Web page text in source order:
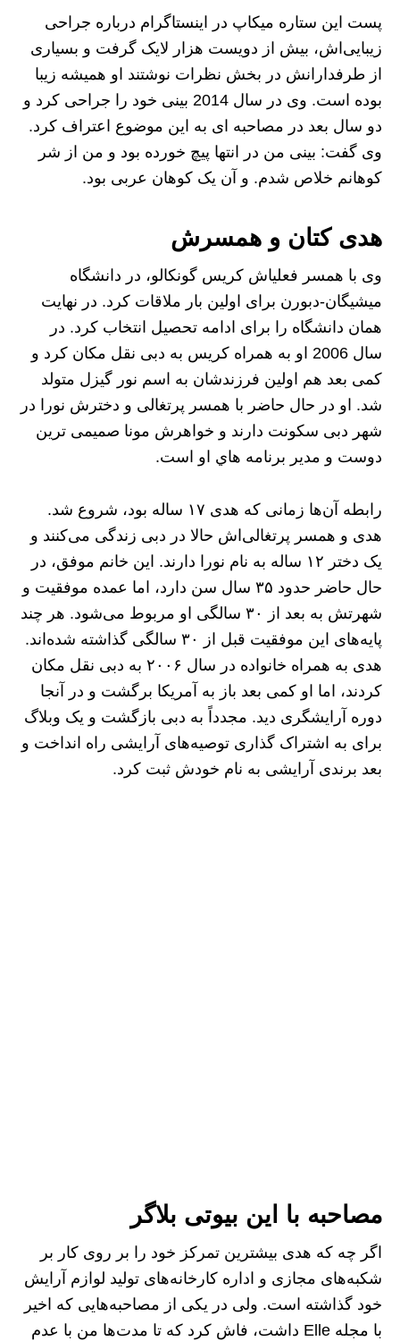
پست این ستاره میکاپ در اینستاگرام درباره جراحی
زیبایی‌اش، بیش از دویست هزار لایک گرفت و بسیاری
از طرفدارانش در بخش نظرات نوشتند او همیشه زیبا
بوده است. وی در سال 2014 بینی خود را جراحی کرد و
دو سال بعد در مصاحبه ای به این موضوع اعتراف کرد.
وی گفت: بینی من در انتها پیچ خورده بود و من از شر
کوهانم خلاص شدم. و آن یک کوهان عربی بود.
هدی کتان و همسرش
وی با همسر فعلی‎اش کریس گونکالو، در دانشگاه
میشیگان-دبورن برای اولین بار ملاقات کرد. در نهایت
همان دانشگاه را برای ادامه تحصیل انتخاب کرد. در
سال 2006 او به همراه کریس به دبی نقل مکان کرد و
کمی بعد هم اولین فرزندشان به اسم نور گیزل متولد
شد. او در حال حاضر با همسر پرتغالی و دخترش نورا در
شهر دبی سکونت دارند و خواهرش مونا صمیمی ترین
دوست و مدیر برنامه هاي او است.
رابطه‌ آن‌ها زمانی که هدی ۱۷ ساله بود، شروع شد.
هدی و همسر پرتغالی‌اش حالا در دبی زندگی می‌کنند و
یک دختر ۱۲ ساله به نام نورا دارند. این خانم موفق، در
حال حاضر حدود ۳۵ سال سن دارد، اما عمده‌ موفقیت و
شهرتش به بعد از ۳۰ سالگی او مربوط می‌شود. هر چند
پایه‌های این موفقیت قبل از ۳۰ سالگی گذاشته شده‌اند.
هدی به همراه خانواده در سال ۲۰۰۶ به دبی نقل مکان
کردند، اما او کمی بعد باز به آمریکا برگشت و در آنجا
دوره‌ آرایشگری دید. مجدداً به دبی بازگشت و یک وبلاگ
برای به اشتراک گذاری توصیه‌های آرایشی راه انداخت و
بعد برندی آرایشی به نام خودش ثبت کرد.
مصاحبه با این بیوتی بلاگر
اگر چه که هدی بیشترین تمرکز خود را بر روی کار بر
شکبه‌های مجازی و اداره کارخانه‌های تولید لوازم آرایش
خود گذاشته است. ولی در یکی از مصاحبه‌هایی که اخیر
با مجله Elle داشت، فاش کرد که تا مدت‌ها من با عدم